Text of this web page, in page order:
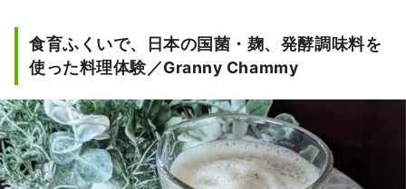
食育ふくいで、日本の国菌・麹、発酵調味料を
使った料理体験／Granny Chammy